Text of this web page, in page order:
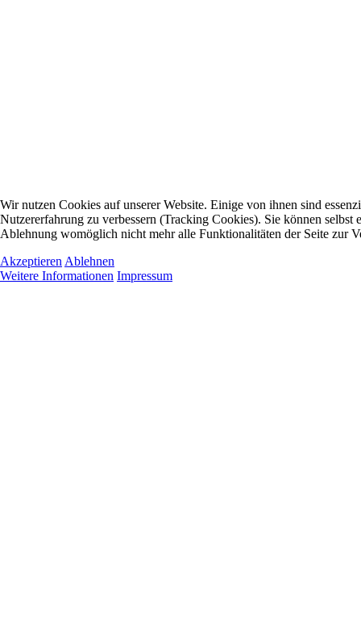
Wir nutzen Cookies auf unserer Website. Einige von ihnen sind
Nutzererfahrung zu verbessern (Tracking Cookies). Sie können selbst
Ablehnung womöglich nicht mehr alle Funktionalitäten der Seite zur
Akzeptieren Ablehnen
Weitere Informationen Impressum